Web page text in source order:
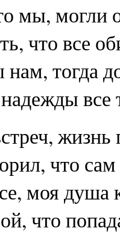
мы, могли
что все
тогда
все
жизнь
что
моя душа
что